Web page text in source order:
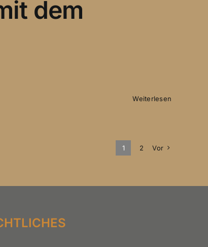
dem
Weiterlesen
1 2 Vor